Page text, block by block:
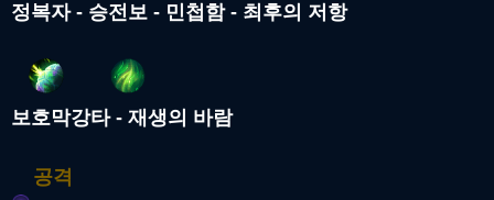
정복자 - 승전보 - 민첩함 - 최후의 저항
보호막강타 - 재생의 바람
공격